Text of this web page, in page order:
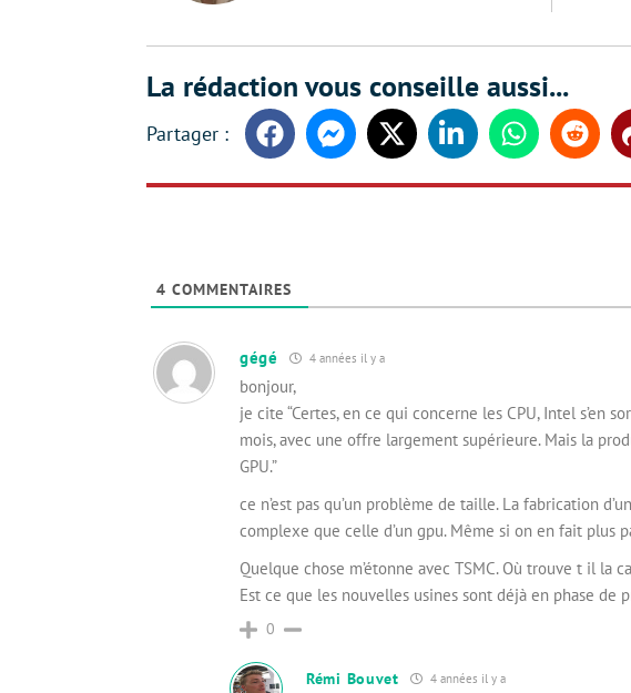
La rédaction vous conseille aussi...
FacebookMessengerTwitter LinkedinWhatsappReddit
4 COMMENTAIRES
gégé 4 années il y a
bonjour,
je cite “Certes, en ce qui concerne les CPU, Intel s’en
mois, avec une offre largement supérieure. Mais la
GPU.”
ce n’est pas qu’un problème de taille. La fabrication
complexe que celle d’un gpu. Même si on en fait plus
Quelque chose m’étonne avec TSMC. Où trouve t il la
Est ce que les nouvelles usines sont déjà en phase de
0
Rémi Bouvet 4 années il y a